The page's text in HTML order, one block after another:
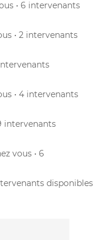
• 6 intervenants
• 2 intervenants
• 4 intervenants
intervenants
vous • 6
disponibles